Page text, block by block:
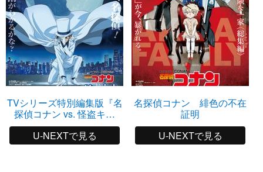
TVシリーズ特別編集版『名
探偵コナン vs. 怪盗キッ
ド』
U-NEXTで見る
名探偵コナン 緋色の不在
証明
U-NEXTで見る